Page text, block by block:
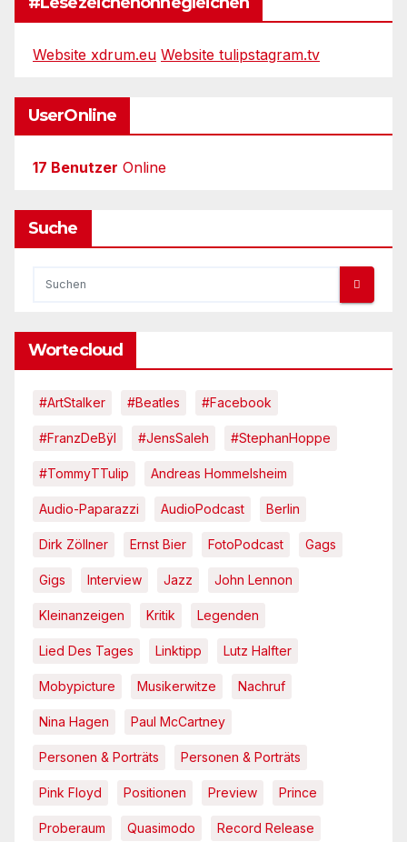
Website xdrum.eu Website tulipstagram.tv
UserOnline
17 Benutzer Online
Suche
Wortecloud
#ArtStalker #Beatles #Facebook
#FranzDeBÿl #JensSaleh #StephanHoppe
#TommyTTulip Andreas Hommelsheim
Audio-Paparazzi AudioPodcast Berlin
Dirk Zöllner Ernst Bier FotoPodcast Gags
Gigs Interview Jazz John Lennon
Kleinanzeigen Kritik Legenden
Lied Des Tages Linktipp Lutz Halfter
Mobypicture Musikerwitze Nachruf
Nina Hagen Paul McCartney
Personen & Porträts Personen & Porträts
Pink Floyd Positionen Preview Prince
Proberaum Quasimodo Record Release